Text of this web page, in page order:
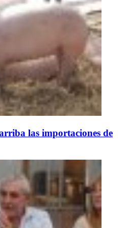
las importaciones de